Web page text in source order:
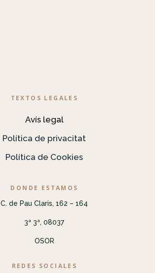
TEXTOS LEGALES
Avís legal
Política de privacitat
Política de Cookies
DONDE ESTAMOS
C. de Pau Claris, 162 – 164
3ª 3ª, 08037
OSOR
REDES SOCIALES